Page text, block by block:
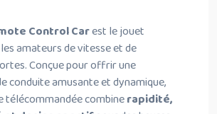
Control Carest le jouet
amateurs de vitesse et de
Conçue pour offrir une
conduite amusante et dynamique,
combinerapidité,